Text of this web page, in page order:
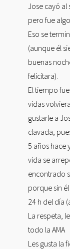
Jose cayó
pero fue
Eso se
(aunque él
buenas
felicitara).
El tiempo
vidas
gustarle a
clavada,
5 años hace
vida se
encontrado
porque sin
24 h del día
La respeta,
todo la AMA
Les gusta la